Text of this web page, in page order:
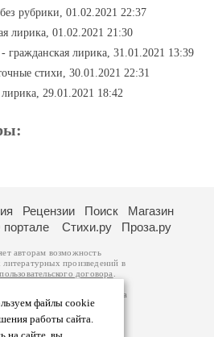
рубрики, 01.02.2021 22:37
лирика, 01.02.2021 21:30
- гражданская лирика, 31.01.2021 13:39
стихи, 30.01.2021 22:31
29.01.2021 18:42
файлы cookie
работы сайта.
Рецензии Поиск
Магазин
Стихи.ру Проза.ру
авторам возможность
произведений в
пользовательского договора
принадлежат авторам
произведений возможна
к которому вы можете
Ответственность за
самостоятельно на